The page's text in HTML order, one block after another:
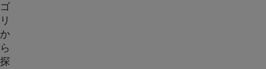
ゴ
リ
か
ら
探